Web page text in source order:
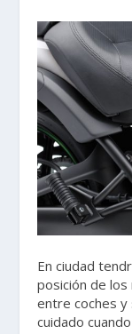
En ciudad
posición de
entre coches
cuidado